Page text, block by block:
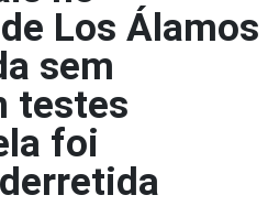
Los Álamos
sem
testes
foi